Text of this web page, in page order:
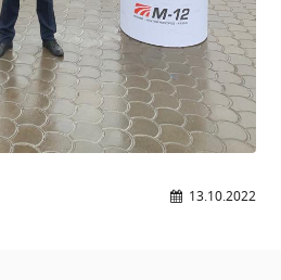
13.10.2022